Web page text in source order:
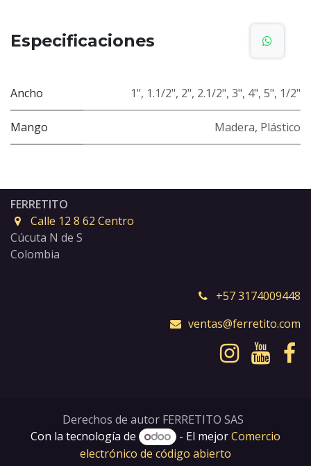
Especificaciones
Ancho 1", 1.1/2", 2", 2.1/2", 3", 4", 5", 1/2"
Mango Madera, Plástico
FERRETITO
Calle 12 8 62 Centro
Cúcuta N de S
Colombia
+57 3174009448
ventas@ferretito.com
Derechos de autor FERRETITO SAS
Con la tecnología de
- El mejorComercio
electrónico de código abierto